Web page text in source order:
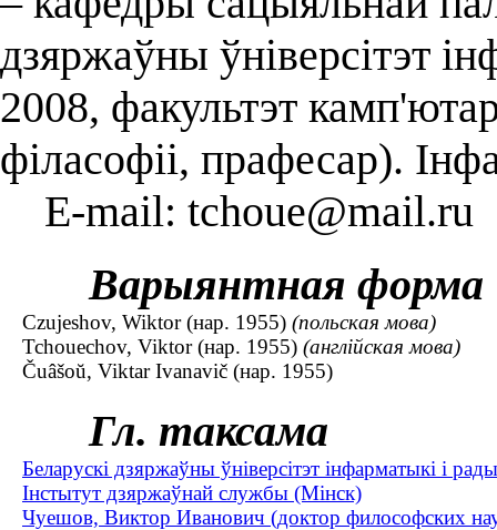
дзяржаўны ўніверсітэт
2008, факультэт
філасофіі, прафесар).
E-mail: tchoue@mail.ru
Варыянтная форма
Czujeshov, Wiktor (нар. 1955) (польская мова)
Tchouechov, Viktor (нар. 1955) (англійская мова)
Čuâšoŭ, Viktar Ivanavič (нар. 1955)
Гл. таксама
Беларускі дзяржаўны ўніверсітэт інфарматыкі і
Інстытут дзяржаўнай службы (Мінск)
Чуешов, Виктор Иванович (доктор философских